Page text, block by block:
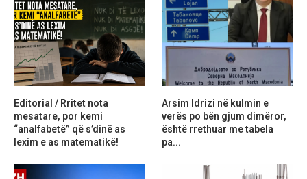
Editorial / Rritet nota
mesatare, por kemi
“analfabetë” që s’dinë as
lexim e as matematikë!
Arsim Idrizi në kulmin e
verës po bën gjum dimëror,
është rrethuar me tabela
pa...